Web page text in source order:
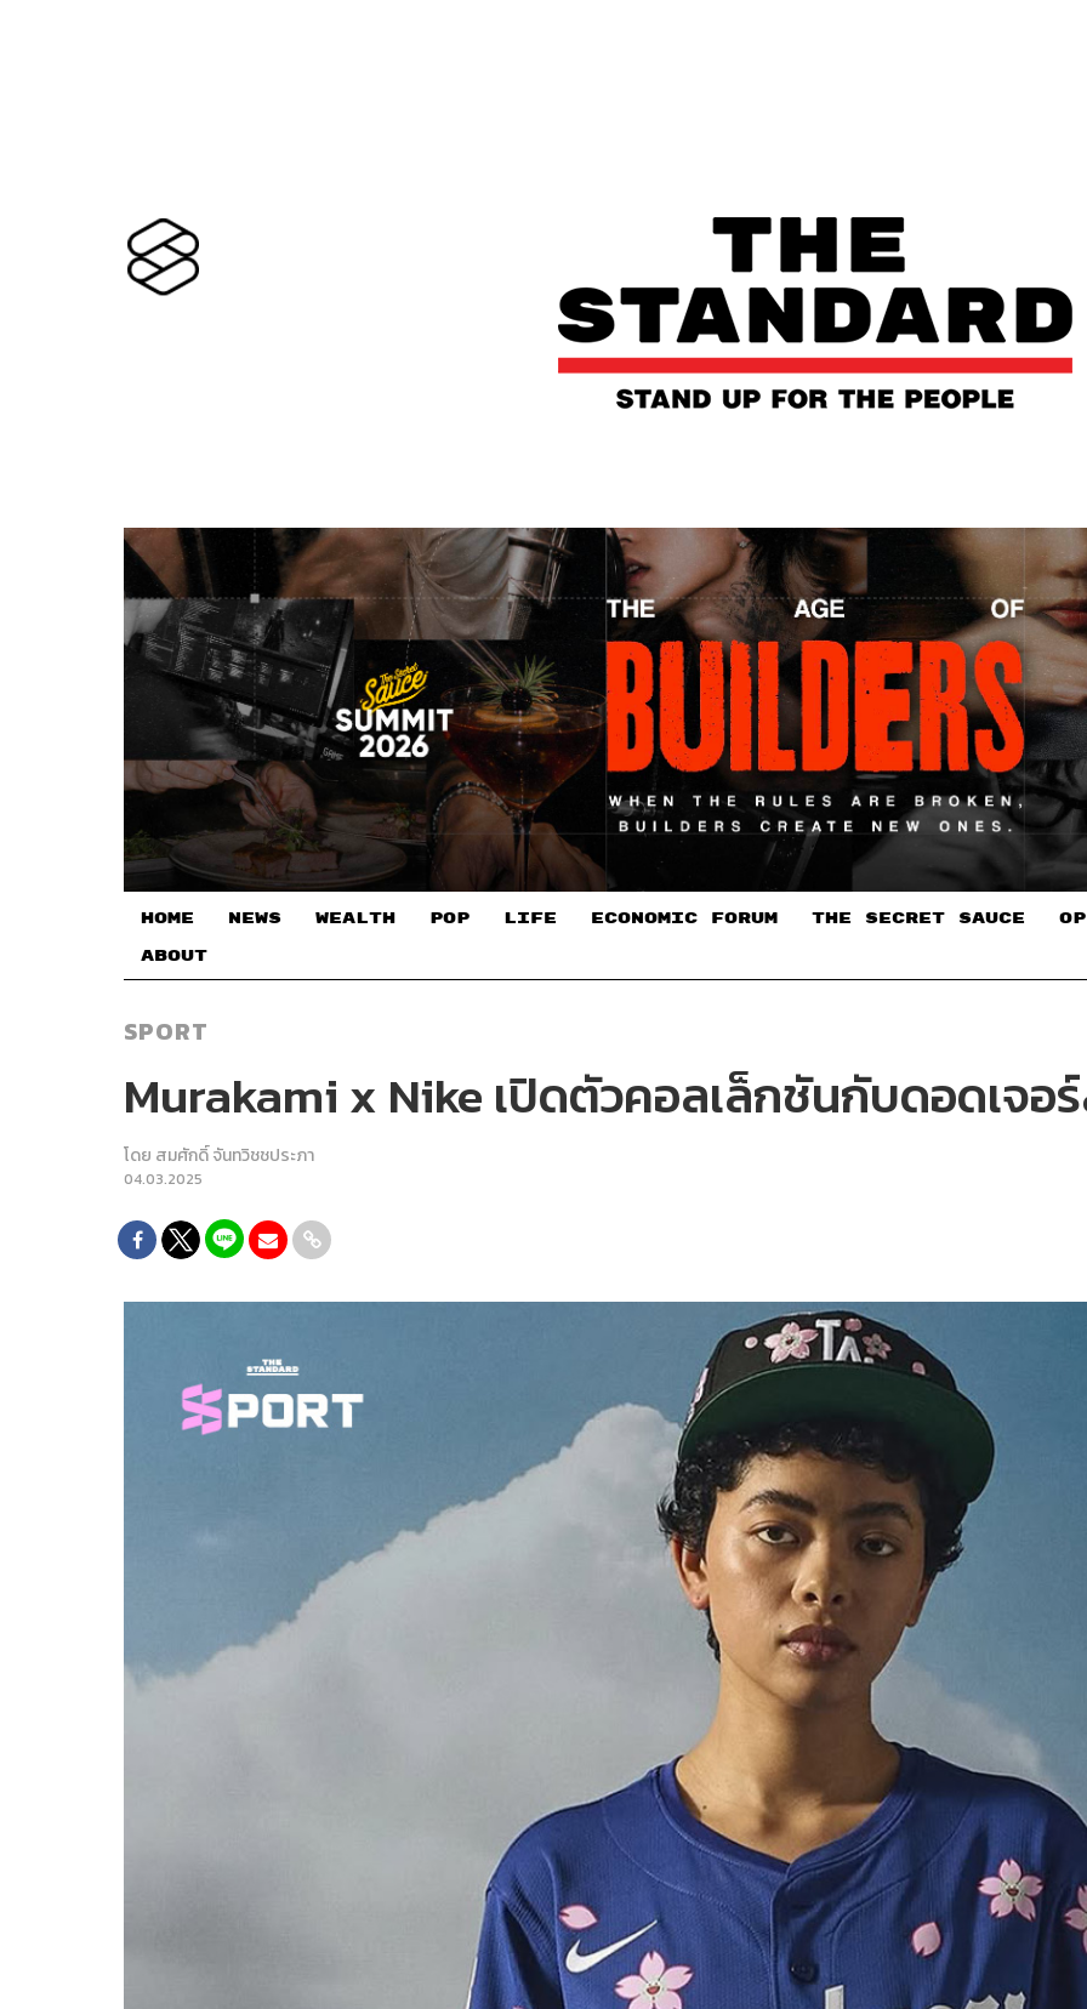
HOME NEWS WEALTH POP LIFE ECONOMIC FORUM THE SECRET SAUCE​
ABOUT
SPORT
Murakami x Nike เปิดตัวคอลเล็กชันกับดอดเจอ
โดย สมศักดิ์ จันทวิชชประภา
04.03.2025